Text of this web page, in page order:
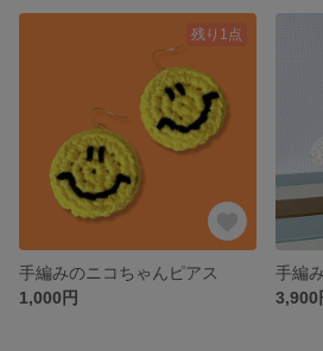
残り1点
手編みのニコちゃんピアス
1,000円
3,900